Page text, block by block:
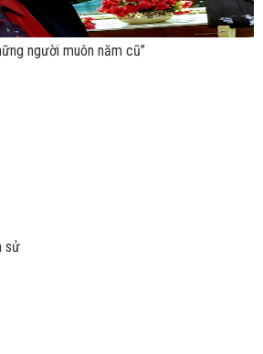
người muôn năm cũ”
sử